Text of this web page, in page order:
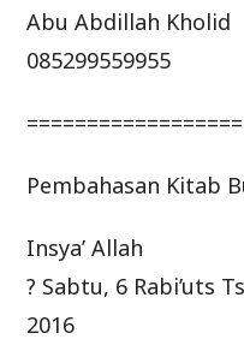
Abu Abdillah Kholid
085299559955
Pembahasan Kitab
Insya’ Allah
? Sabtu, 6 Rabi’uts
2016